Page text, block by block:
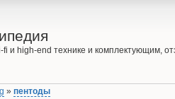
fi и high-end технике и комплектующим,
»пентоды